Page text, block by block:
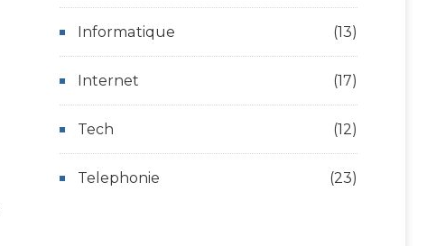
Informatique (13)
Internet (17)
Tech (12)
Telephonie (23)